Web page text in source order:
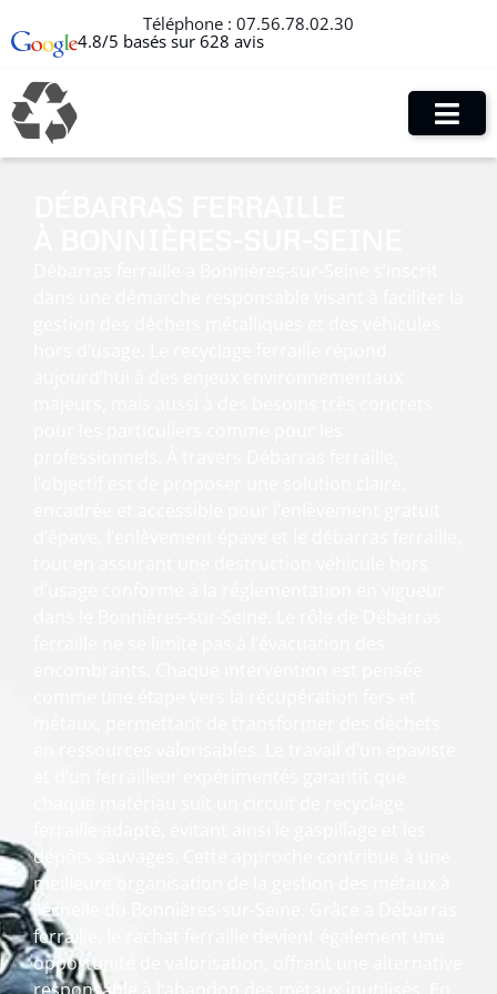
Téléphone : 07.56.78.02.30
4.8/5 basés sur 628 avis
dépôts sauvages. Cette approche contribue à une
meilleure organisation de la gestion des métaux à
l’échelle du Bonnières-sur-Seine. Grâce à Débarras
ferraille, le rachat ferraille devient également une
opportunité de valorisation, offrant une alternative